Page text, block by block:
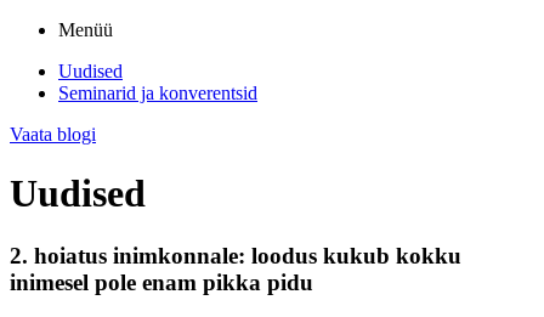
Menüü
Uudised
Seminarid ja konverentsid
Vaata blogi
Uudised
2. hoiatus inimkonnale: loodus kukub kokku
inimesel pole enam pikka pidu